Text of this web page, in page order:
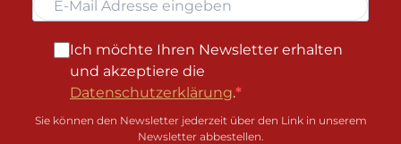
Ich möchte Ihren Newsletter erhalten
und akzeptiere die
Datenschutzerklärung.
Sie können den Newsletter jederzeit über den Link in unserem
Newsletter abbestellen.